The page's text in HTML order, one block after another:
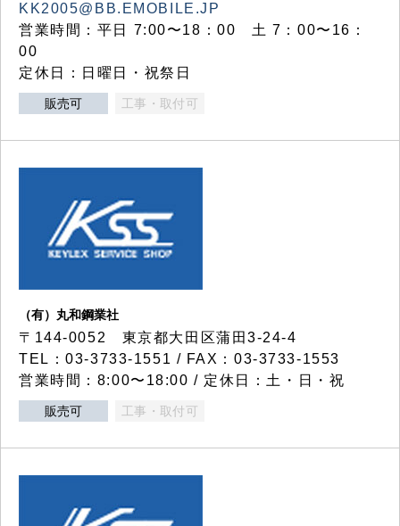
KK2005@BB.EMOBILE.JP
営業時間：平日 7:00〜18：00 土 7：00〜16：
00
定休日：日曜日・祝祭日
販売可 工事・取付可
（有）丸和鋼業社
〒144-0052 東京都大田区蒲田3-24-4
TEL：03-3733-1551 / FAX：03-3733-1553
営業時間：8:00〜18:00 / 定休日：土・日・祝
販売可 工事・取付可